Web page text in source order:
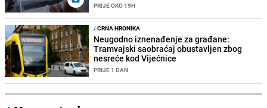
PRIJE OKO 19H
/CRNA HRONIKA
Neugodno iznenađenje za građane:
Tramvajski saobraćaj obustavljen zbog
nesreće kod Vijećnice
PRIJE 1 DAN